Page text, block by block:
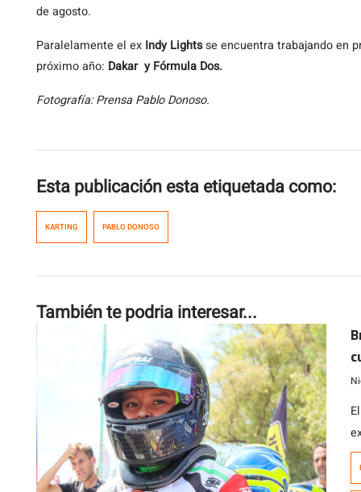
de agosto.
Paralelamente el ex Indy Lightsse encuentra trabajando en
próximo año: Dakar y Fórmula Dos.
Fotografía: Prensa Pablo Donoso.
Esta publicación esta etiquetada como:
KARTING PABLO DONOSO
También te podria interesar...